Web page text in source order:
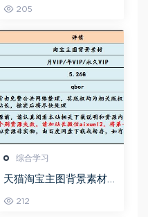
资源打包下载
205
综合学习
天猫淘宝主图背景素材
源打包下载
212